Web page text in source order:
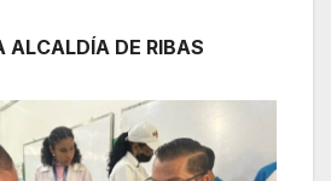
ALCALDÍA DE RIBAS